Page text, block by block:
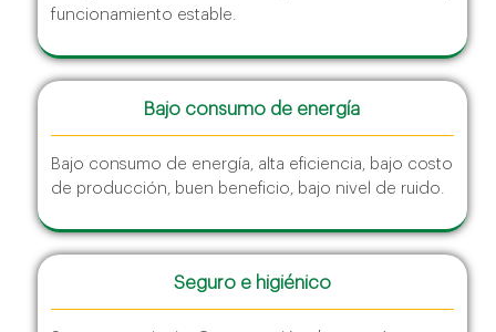
funcionamiento estable.
Bajo consumo de energía
Bajo consumo de energía, alta eficiencia, bajo costo
de producción, buen beneficio, bajo nivel de ruido.
Seguro e higiénico